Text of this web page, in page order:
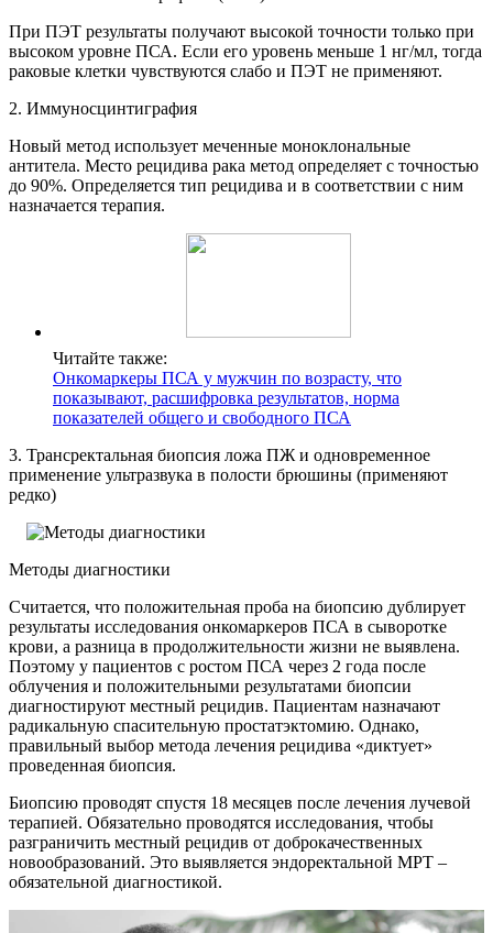
При ПЭТ результаты получают высокой точности только при
высоком уровне ПСА. Если его уровень меньше 1 нг/мл, тогда
раковые клетки чувствуются слабо и ПЭТ не применяют.
2. Иммуносцинтиграфия
Новый метод использует меченные моноклональные
антитела. Место рецидива рака метод определяет с точностью
до 90%. Определяется тип рецидива и в соответствии с ним
назначается терапия.
Читайте также:
Онкомаркеры ПСА у мужчин по возрасту, что
показывают, расшифровка результатов, норма
показателей общего и свободного ПСА
3. Трансректальная биопсия ложа ПЖ и одновременное
применение ультразвука в полости брюшины (применяют
редко)
Методы диагностики
Считается, что положительная проба на биопсию дублирует
результаты исследования онкомаркеров ПСА в сыворотке
крови, а разница в продолжительности жизни не выявлена.
Поэтому у пациентов с ростом ПСА через 2 года после
облучения и положительными результатами биопсии
диагностируют местный рецидив. Пациентам назначают
радикальную спасительную простатэктомию. Однако,
правильный выбор метода лечения рецидива «диктует»
проведенная биопсия.
Биопсию проводят спустя 18 месяцев после лечения лучевой
терапией. Обязательно проводятся исследования, чтобы
разграничить местный рецидив от доброкачественных
новообразований. Это выявляется эндоректальной МРТ –
обязательной диагностикой.